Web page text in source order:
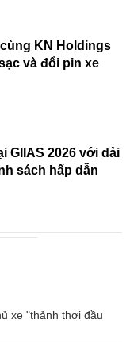
KN Holdings
và đổi pin xe
GIIAS 2026 với dải
sách hấp dẫn
xe "thảnh thơi đầu